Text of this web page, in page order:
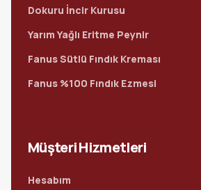
Dokuru İncir Kurusu
Yarım Yağlı Eritme Peynir
Fanus Sütlü Fındık Kreması
Fanus %100 Fındık Ezmesi
Müşteri Hizmetleri
Hesabım